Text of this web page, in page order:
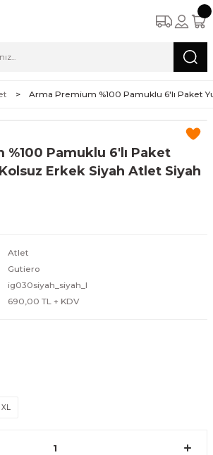
Arma Premium %100 Pamuklu 6'lı Paket
Pamuklu 6'lı Paket
Erkek Siyah Atlet Siyah
Atlet
Gutiero
ig030siyah_siyah_l
690,00 TL + KDV
XL